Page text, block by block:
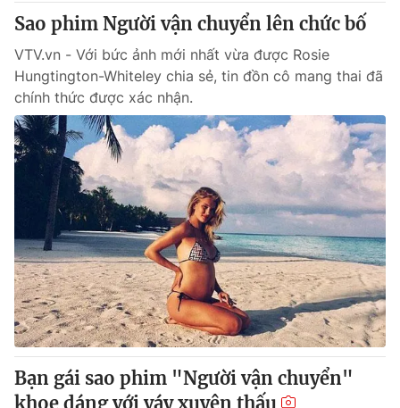
Sao phim Người vận chuyển lên chức bố
VTV.vn - Với bức ảnh mới nhất vừa được Rosie
Hungtington-Whiteley chia sẻ, tin đồn cô mang thai đã
chính thức được xác nhận.
Bạn gái sao phim "Người vận chuyển"
khoe dáng với váy xuyên thấu